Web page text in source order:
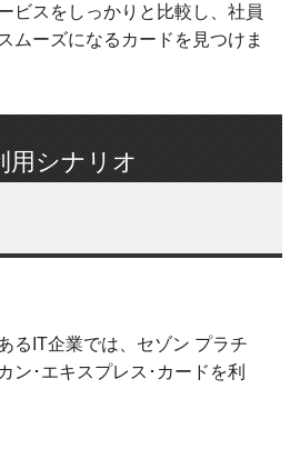
ビスをしっかりと比較し、社員
ムーズになるカードを見つけま
用シナリオ
るIT企業では、セゾン プラチ
ン･エキスプレス･カードを利